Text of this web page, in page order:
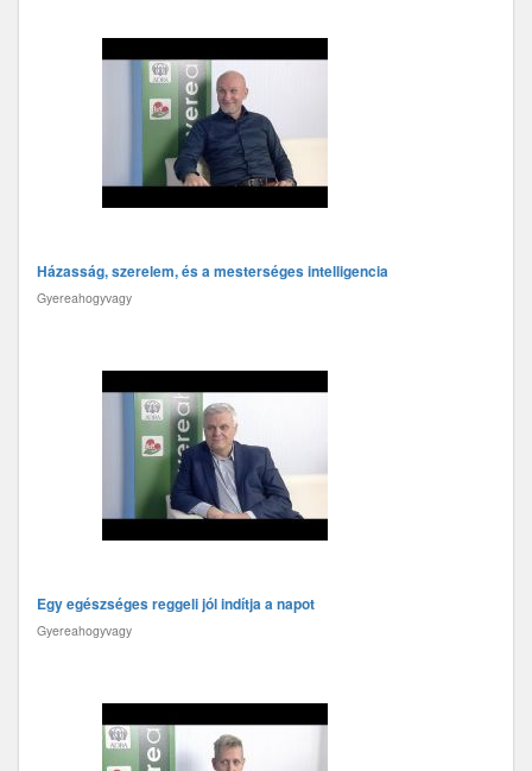
Házasság, szerelem, és a mesterséges intelligencia
Gyereahogyvagy
Egy egészséges reggeli jól indítja a napot
Gyereahogyvagy